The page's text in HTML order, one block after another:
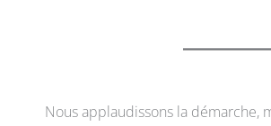
Nous applaudissons la démarche,